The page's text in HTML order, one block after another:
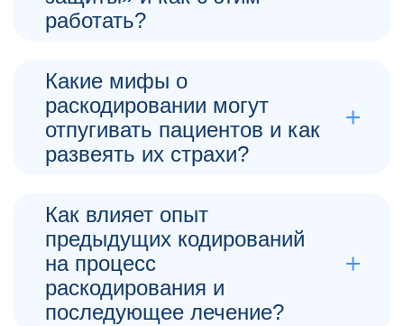
работать?
безопасности, а её снятие требует перестройки
внутренних механизмов, что важно поддержать
психотерапией и окружением.
Косоухова Анна Игоревна, Врач нарколог
Какие мифы о
раскодировании могут
отпугивать пациентов и как
развеять их страхи?
самом деле это корректировка терапии,
позволяющая выбрать более подходящий путь к
трезвости.
Платонова Вера Фёдоровна, Фельдшер
Как влияет опыт
предыдущих кодирований
на процесс
раскодирования и
последующее лечение?